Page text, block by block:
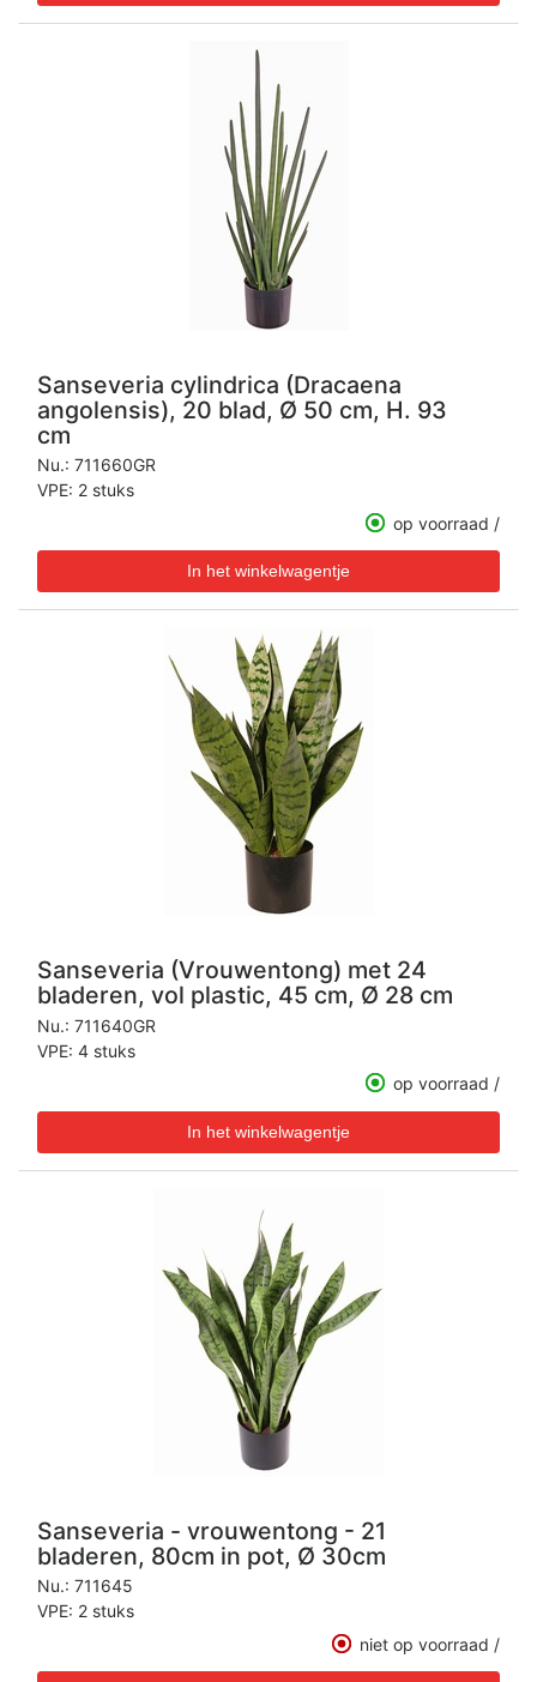
Sanseveria cylindrica (Dracaena
angolensis), 20 blad, Ø 50 cm, H. 93
cm
Nu.: 711660GR
VPE: 2 stuks
op voorraad /
Sanseveria (Vrouwentong) met 24
bladeren, vol plastic, 45 cm, Ø 28 cm
Nu.: 711640GR
VPE: 4 stuks
op voorraad /
Sanseveria - vrouwentong - 21
bladeren, 80cm in pot, Ø 30cm
Nu.: 711645
VPE: 2 stuks
niet op voorraad /